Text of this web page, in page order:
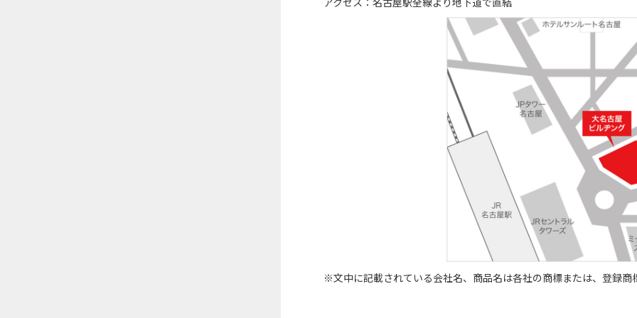
※文中に記載されている会社名、商品名は各社の商標または、登録商